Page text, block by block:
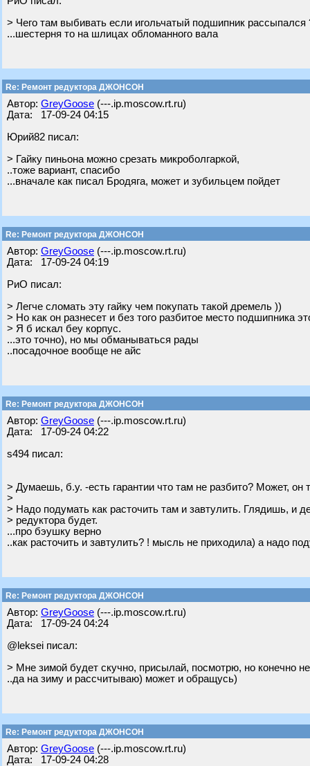
> Чего там выбивать если игольчатый подшипник рассыпался
...шестерня то на шлицах обломанного вала
Re: Ремонт редуктора ДЖОНСОН
Автор: GreyGoose (---.ip.moscow.rt.ru)
Дата: 17-09-24 04:15
Юрий82 писал:
> Гайку пиньона можно срезать микроболгаркой,
..тоже вариант, спасибо
...вначале как писал Бродяга, может и зубильцем пойдет
Re: Ремонт редуктора ДЖОНСОН
Автор: GreyGoose (---.ip.moscow.rt.ru)
Дата: 17-09-24 04:19
РиО писал:
> Легче сломать эту гайку чем покупать такой дремель ))
> Но как он разнесет и без того разбитое место подшипника
> Я б искал беу корпус.
...это точно), но мы обманываться рады
..посадочное вообще не айс
Re: Ремонт редуктора ДЖОНСОН
Автор: GreyGoose (---.ip.moscow.rt.ru)
Дата: 17-09-24 04:22
s494 писал:
> Думаешь, б.у. -есть гарантии что там не разбито? Может, он
>
> Надо подумать как расточить там и завтулить. Глядишь, и
> редуктора будет.
...про бэушку верно
..как расточить и завтулить? ! мысль не приходила) а надо
Re: Ремонт редуктора ДЖОНСОН
Автор: GreyGoose (---.ip.moscow.rt.ru)
Дата: 17-09-24 04:24
@leksei писал:
> Мне зимой будет скучно, присылай, посмотрю, но конечно не
..да на зиму и рассчитываю) может и обращусь)
Re: Ремонт редуктора ДЖОНСОН
Автор: GreyGoose (---.ip.moscow.rt.ru)
Дата: 17-09-24 04:28